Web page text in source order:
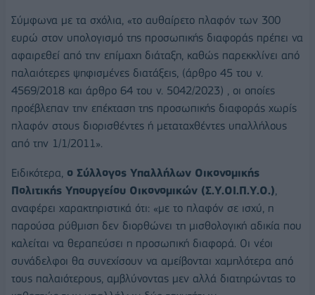
Σύμφωνα με τα σχόλια, «το αυθαίρετο πλαφόν των 300
ευρώ στον υπολογισμό της προσωπικής διαφοράς πρέπει να
αφαιρεθεί από την επίμαχη διάταξη, καθώς παρεκκλίνει από
παλαιότερες ψηφισμένες διατάξεις, (άρθρο 45 του ν.
4569/2018 και άρθρο 64 του ν. 5042/2023) , οι οποίες
προέβλεπαν την επέκταση της προσωπικής διαφοράς χωρίς
πλαφόν στους διορισθέντες ή μεταταχθέντες υπαλλήλους
από την 1/1/2011».
Ειδικότερα, ο Σύλλογος Υπαλλήλων Οικονομικής
Πολιτικής Υπουργείου Οικονομικών (Σ.Υ.ΟΙ.Π.Υ.Ο.),
αναφέρει χαρακτηριστικά ότι: «με το πλαφόν σε ισχύ, η
παρούσα ρύθμιση δεν διορθώνει τη μισθολογική αδικία που
καλείται να θεραπεύσει η προσωπική διαφορά. Οι νέοι
συνάδελφοι θα συνεχίσουν να αμείβονται χαμηλότερα από
τους παλαιότερους, αμβλύνοντας μεν αλλά διατηρώντας το